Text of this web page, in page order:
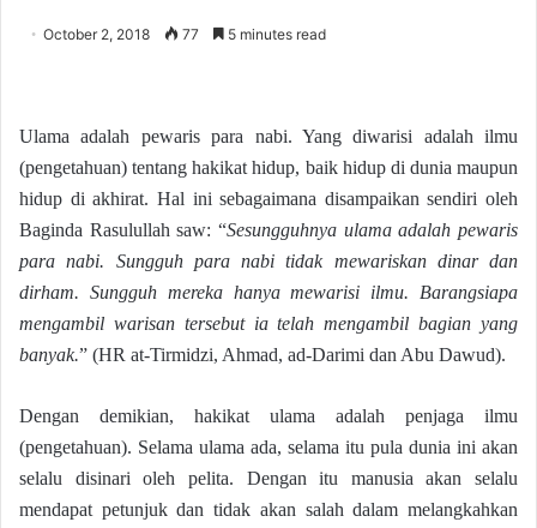
October 2, 2018 77 5 minutes read
Ulama adalah pewaris para nabi. Yang diwarisi adalah ilmu
(pengetahuan) tentang hakikat hidup, baik hidup di dunia maupun
hidup di akhirat. Hal ini sebagaimana disampaikan sendiri oleh
Baginda Rasulullah saw: “Sesungguhnya ulama adalah pewaris
para nabi. Sungguh para nabi tidak mewariskan dinar dan
dirham. Sungguh mereka hanya mewarisi ilmu. Barangsiapa
mengambil warisan tersebut ia telah mengambil bagian yang
banyak.” (HR at-Tirmidzi, Ahmad, ad-Darimi dan Abu Dawud).
Dengan demikian, hakikat ulama adalah penjaga ilmu
(pengetahuan). Selama ulama ada, selama itu pula dunia ini akan
selalu disinari oleh pelita. Dengan itu manusia akan selalu
mendapat petunjuk dan tidak akan salah dalam melangkahkan